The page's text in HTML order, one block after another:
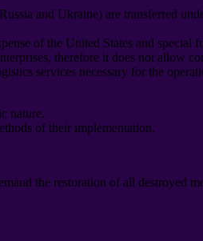
and Ukraine) are transferred
of the United States and special
, therefore it does not allow
services necessary for the
nature.
of their implementation.
the restoration of all destroyed